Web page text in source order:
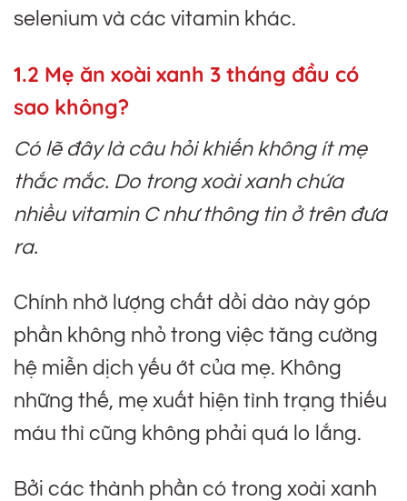
selenium và các vitamin khác.
1.2 Mẹ ăn xoài xanh 3 tháng đầu có
sao không?
Có lẽ đây là câu hỏi khiến không ít mẹ
thắc mắc. Do trong xoài xanh chứa
nhiều vitamin C như thông tin ở trên đưa
ra.
Chính nhờ lượng chất dồi dào này góp
phần không nhỏ trong việc tăng cường
hệ miễn dịch yếu ớt của mẹ. Không
những thế, mẹ xuất hiện tình trạng thiếu
máu thì cũng không phải quá lo lắng.
Bởi các thành phần có trong xoài xanh